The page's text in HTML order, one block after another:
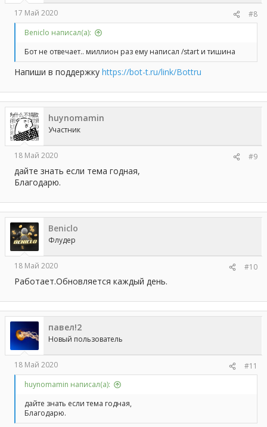
17 Май 2020
#8
Beniclo написал(а):
Бот не отвечает.. миллион раз ему написал /start и тишина
Напиши в поддержку https://bot-t.ru/link/Bottru
huynomamin
Участник
18 Май 2020 #9
дайте знать если тема годная,
Благодарю.
Beniclo
Флудер
18 Май 2020 #10
Работает.Обновляется каждый день.
павел!2
Новый пользователь
18 Май 2020
#11
huynomamin написал(а):
дайте знать если тема годная,
Благодарю.